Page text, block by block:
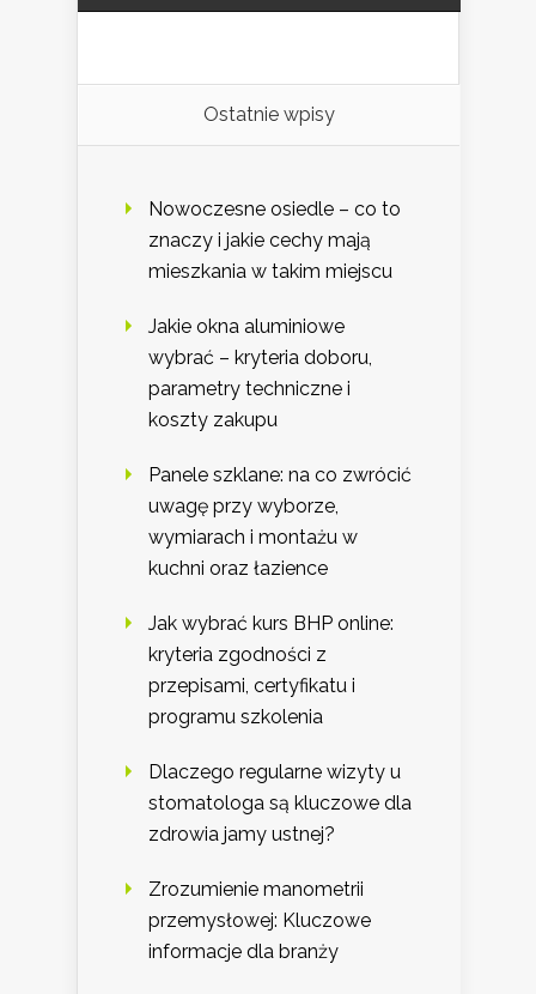
Ostatnie wpisy
Nowoczesne osiedle – co to
znaczy i jakie cechy mają
mieszkania w takim miejscu
Jakie okna aluminiowe
wybrać – kryteria doboru,
parametry techniczne i
koszty zakupu
Panele szklane: na co zwrócić
uwagę przy wyborze,
wymiarach i montażu w
kuchni oraz łazience
Jak wybrać kurs BHP online:
kryteria zgodności z
przepisami, certyfikatu i
programu szkolenia
Dlaczego regularne wizyty u
stomatologa są kluczowe dla
zdrowia jamy ustnej?
Zrozumienie manometrii
przemysłowej: Kluczowe
informacje dla branży